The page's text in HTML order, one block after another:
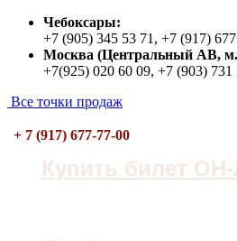
Чебоксары:
+7 (905) 345 53 71, +7 (917)
Москва (Центральный АВ,
+7(925) 020 60 09, +7 (903) 731
Все точки продаж
+ 7 (917) 677-77-00
Купить билет